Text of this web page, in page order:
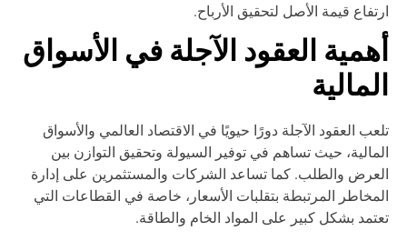
قيمة الأصل لتحقيق الأرباح.
العقود الآجلة في الأسواق
العقود الآجلة دورًا حيويًا في الاقتصاد العالمي والأسواق
حيث تساهم في توفير السيولة وتحقيق التوازن بين
والطلب. كما تساعد الشركات والمستثمرين على إدارة
المرتبطة بتقلبات الأسعار، خاصة في القطاعات التي
بشكل كبير على المواد الخام والطاقة.